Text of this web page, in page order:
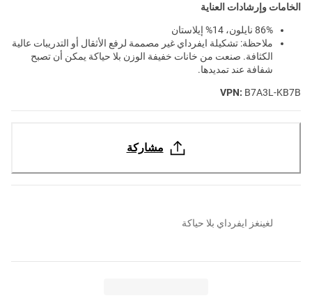
الخامات وإرشادات العناية
86% نايلون، 14% إيلاستان
ملاحظة: تشكيلة ايفرداي غير مصممة لرفع الأثقال أو التدريبات عالية
الكثافة. صنعت من خانات خفيفة الوزن بلا حياكة يمكن أن تصبح
شفافة عند تمديدها.
VPN: B7A3L-KB7B
مشاركة
لغينغز ايفرداي بلا حياكة